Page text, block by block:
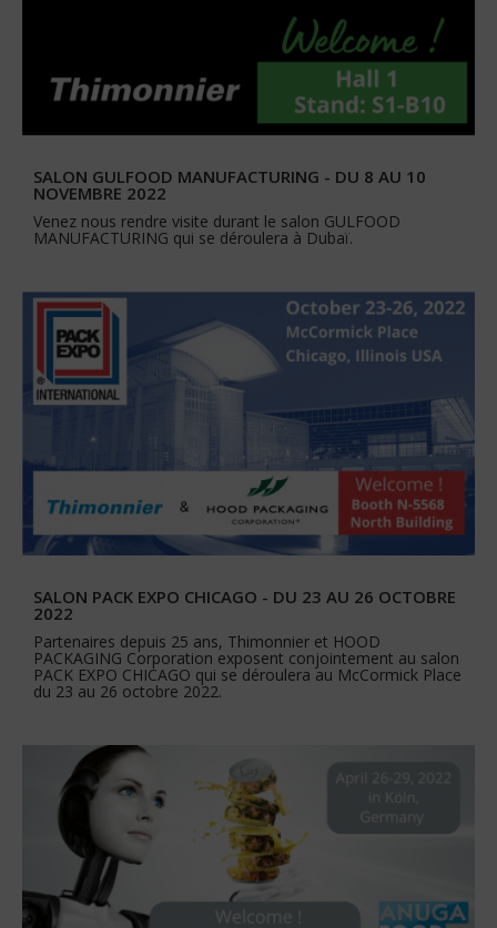
SALON GULFOOD MANUFACTURING - DU 8 AU 10
NOVEMBRE 2022
Venez nous rendre visite durant le salon GULFOOD
MANUFACTURING qui se déroulera à Dubaï.
SALON PACK EXPO CHICAGO - DU 23 AU 26 OCTOBRE
2022
Partenaires depuis 25 ans, Thimonnier et HOOD
PACKAGING Corporation exposent conjointement au salon
PACK EXPO CHICAGO qui se déroulera au McCormick Place
du 23 au 26 octobre 2022.